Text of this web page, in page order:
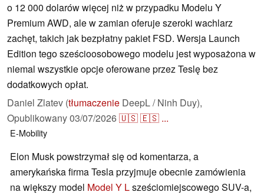
o 12 000 dolarów więcej niż w przypadku Modelu Y
Premium AWD, ale w zamian oferuje szeroki wachlarz
zachęt, takich jak bezpłatny pakiet FSD. Wersja Launch
Edition tego sześcioosobowego modelu jest wyposażona w
niemal wszystkie opcje oferowane przez Teslę bez
dodatkowych opłat.
Daniel Zlatev (tłumaczenie DeepL / Ninh Duy),
Opublikowany03/07/2026🇺🇸🇪🇸 ...
E-Mobility
Elon Musk powstrzymał się od komentarza, a
amerykańska firma Tesla przyjmuje obecnie zamówienia
na większy model Model Y Lsześciomiejscowego SUV-a,